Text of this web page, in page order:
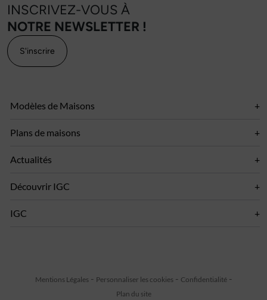
INSCRIVEZ-VOUS À
NOTRE NEWSLETTER !
S'inscrire
Modèles de Maisons
Plans de maisons
Actualités
Découvrir IGC
IGC
Mentions Légales Personnaliser les cookies
Confidentialité
Plan du site